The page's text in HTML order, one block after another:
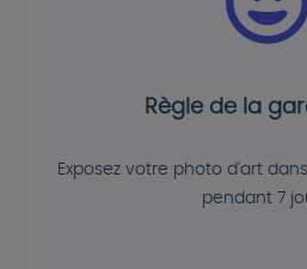
Règle de la
Exposez votre photo d'art
pendant 7